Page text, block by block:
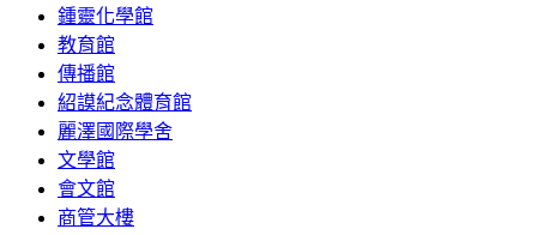
鍾靈化學館
教育館
傳播館
紹謨紀念體育館
麗澤國際學舍
文學館
會文館
商管大樓